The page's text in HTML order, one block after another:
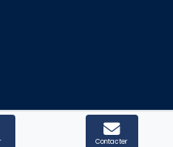
Contacter
2026